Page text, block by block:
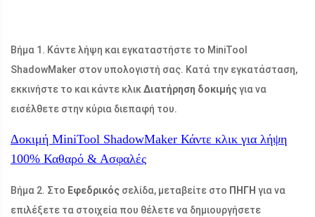
Βήμα 1. Κάντε λήψη και εγκαταστήστε το MiniTool
ShadowMaker στον υπολογιστή σας. Κατά την εγκατάσταση,
εκκινήστε το και κάντε κλικΔιατήρηση δοκιμήςγια να
εισέλθετε στην κύρια διεπαφή του.
Δοκιμή MiniTool ShadowMaker Κάντε κλικ για λήψη
100% Καθαρό & Ασφαλές
Βήμα 2. Στο Εφεδρικός σελίδα, μεταβείτε στο ΠΗΓΗ για να
επιλέξετε τα στοιχεία που θέλετε να δημιουργήσετε